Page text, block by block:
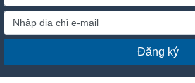
Đăng ký